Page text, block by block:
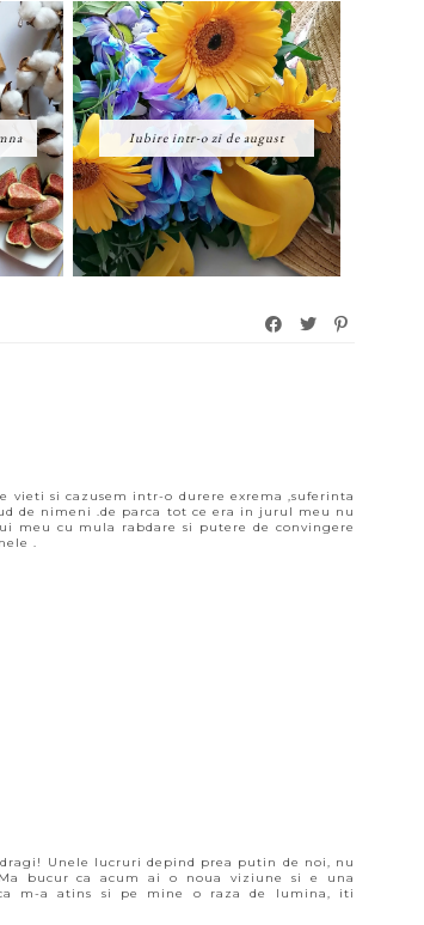
Iubire intr-o zi de august
vieti si cazusem intr-o durere exrema ,suferinta
de nimeni .de parca tot ce era in jurul meu nu
meu cu mula rabdare si putere de convingere
.
Unele lucruri depind prea putin de noi, nu
bucur ca acum ai o noua viziune si e una
m-a atins si pe mine o raza de lumina, iti